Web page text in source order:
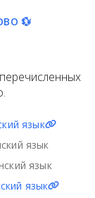
💱
язык
язык
язык
язык